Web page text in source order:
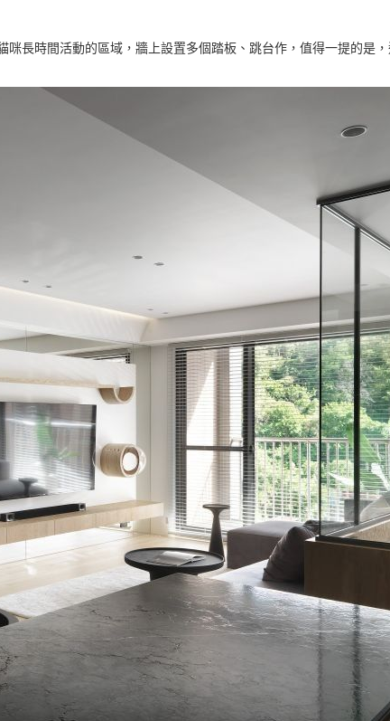
長時間活動的區域，牆上設置多個踏板、跳台作，值得一提的是